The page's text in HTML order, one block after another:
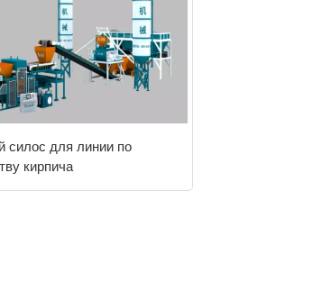
силос для линии по
кирпича